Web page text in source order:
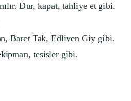
Dur, kapat, tahliye et gibi.
Baret Tak, Edliven Giy gibi.
tesisler gibi.